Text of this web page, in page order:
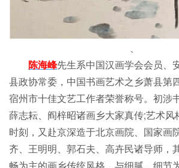
、
陈海峰先生系中国汉画学会会员、
县政协常委，中国书画艺术之乡萧县第
宿州市十佳文艺工作者荣誉称号。初涉
薛志耘、阎梓昭诸画乡大家真传;艺术风
时刻，又赴京深造于北京画院、国家画
齐、王明明、郭石夫、高卉民诸导师，
畅为主的画乡传统风格，与细腻、细节